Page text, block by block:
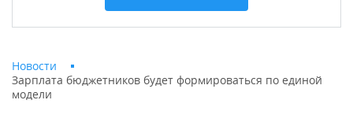
Новости
Зарплата бюджетников будет формироваться по единой
модели